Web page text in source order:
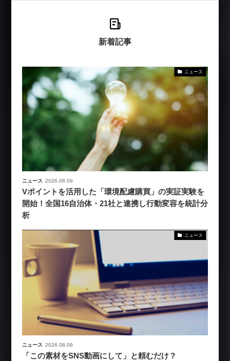
新着記事
ニュース
ニュース 2026.08.09
Vポイントを活用した「環境配慮購買」の実証実験を
開始！全国16自治体・21社と連携し行動変容を統計分
析
ニュース
ニュース 2026.08.09
「この素材をSNS動画にして」と頼むだけ？